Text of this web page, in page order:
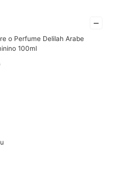
–
o Perfume Delilah Arabe
100ml